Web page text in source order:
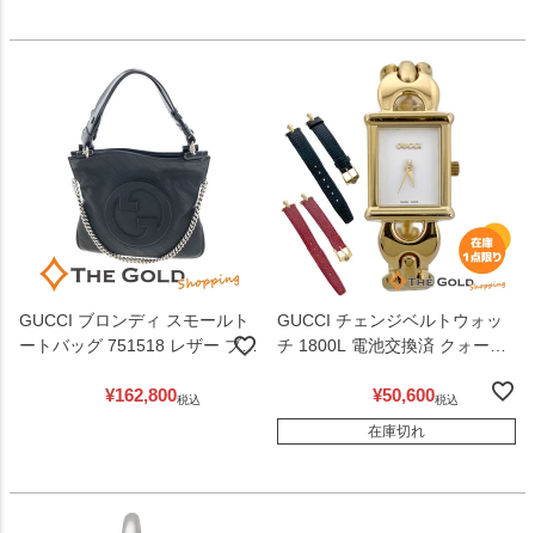
GUCCI ブロンディ スモールト
ートバッグ 751518 レザー ブラ
ーンショルダーバッグ ハンドバ
¥162,800税込
GUCCI チェンジベルトウォッ
チ 1800L 電池交換済 クォーツ
ベルト 腕時計 レディース ウォ
ッチ グッチ 【中古】
¥50,600税込
在庫切れ